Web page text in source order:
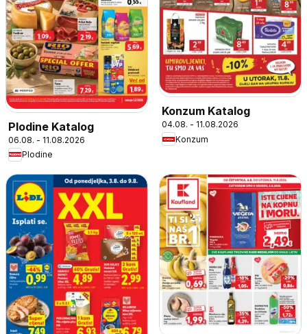
Plodine Katalog
06.08. - 11.08.2026
Plodine
Konzum Katalog
04.08. - 11.08.2026
Konzum